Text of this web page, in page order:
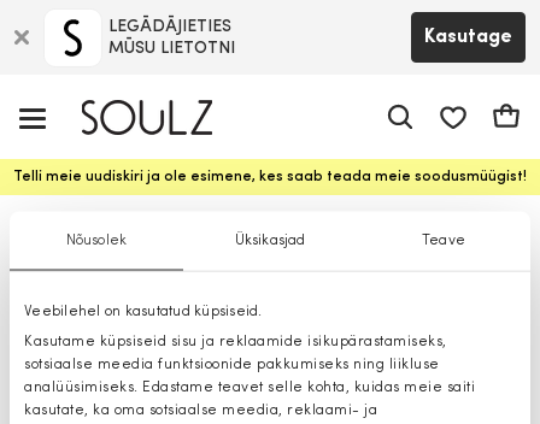
Nõusolek Üksikasjad Teave
Veebilehel on kasutatud küpsiseid.
Kasutame küpsiseid sisu ja reklaamide isikupärastamiseks,
sotsiaalse meedia funktsioonide pakkumiseks ning liikluse
analüüsimiseks. Edastame teavet selle kohta, kuidas meie saiti
kasutate, ka oma sotsiaalse meedia, reklaami- ja
LEGĀDĀJIETIES
MŪSU LIETOTNI
Kasutage
Telli meie uudiskiri ja ole esimene, kes saab teada meie soodusmüügist!
Ööriided